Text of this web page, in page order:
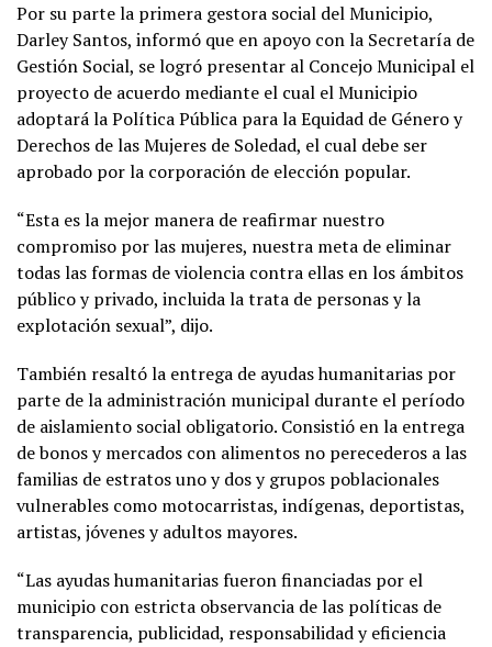
Por su parte la primera gestora social del Municipio,
Darley Santos, informó que en apoyo con la Secretaría de
Gestión Social, se logró presentar al Concejo Municipal el
proyecto de acuerdo mediante el cual el Municipio
adoptará la Política Pública para la Equidad de Género y
Derechos de las Mujeres de Soledad, el cual debe ser
aprobado por la corporación de elección popular.
“Esta es la mejor manera de reafirmar nuestro
compromiso por las mujeres, nuestra meta de eliminar
todas las formas de violencia contra ellas en los ámbitos
público y privado, incluida la trata de personas y la
explotación sexual”, dijo.
También resaltó la entrega de ayudas humanitarias por
parte de la administración municipal durante el período
de aislamiento social obligatorio. Consistió en la entrega
de bonos y mercados con alimentos no perecederos a las
familias de estratos uno y dos y grupos poblacionales
vulnerables como motocarristas, indígenas, deportistas,
artistas, jóvenes y adultos mayores.
“Las ayudas humanitarias fueron financiadas por el
municipio con estricta observancia de las políticas de
transparencia, publicidad, responsabilidad y eficiencia